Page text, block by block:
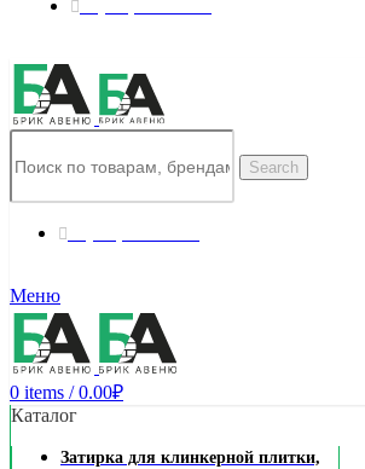
Search
Меню
0 items / 0.00₽
Каталог
Затирка для клинкерной плитки,